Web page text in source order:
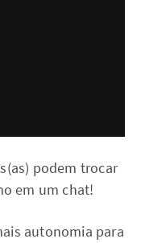
podem trocar
em um chat!
autonomia para